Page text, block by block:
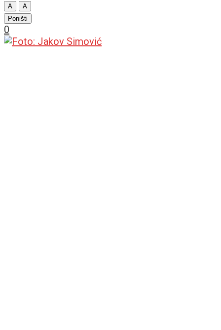
A
A
Poništi
0